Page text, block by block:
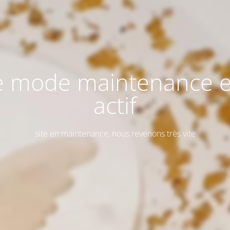
mode maintenance
actif
site en maintenance, nous revenons très vite